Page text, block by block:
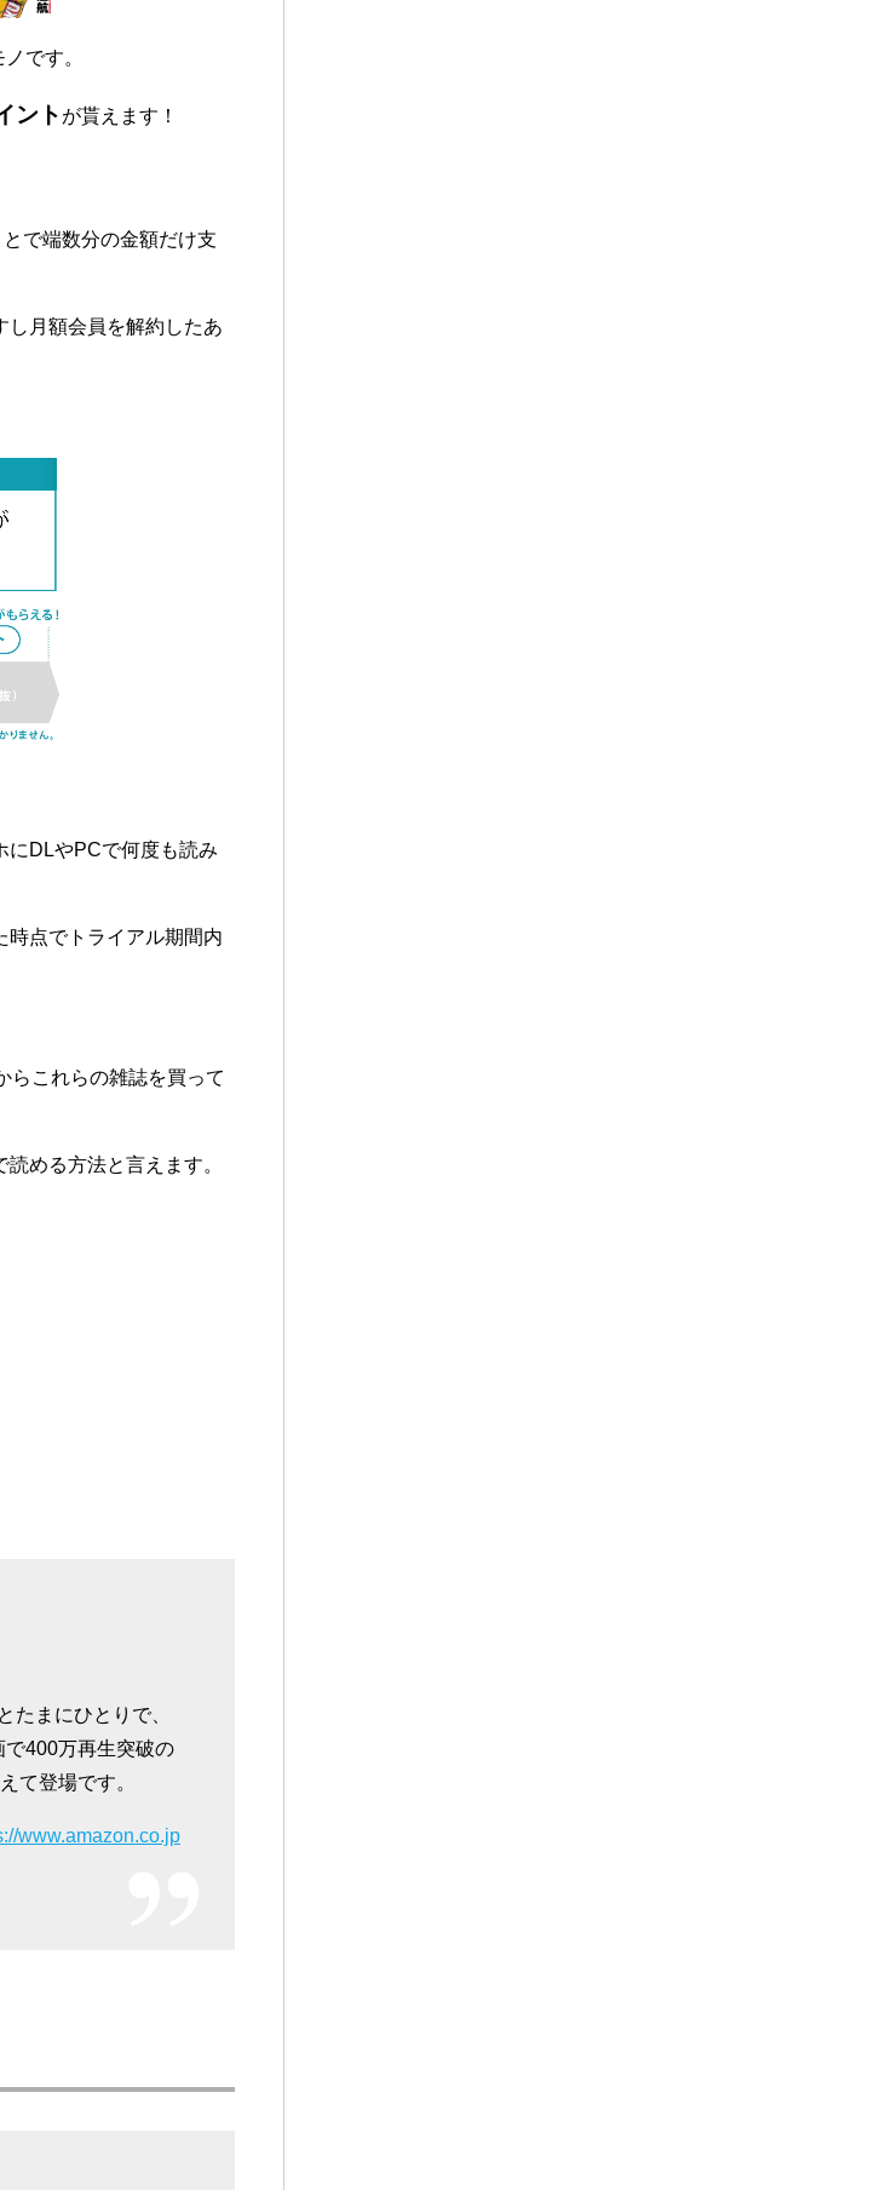
です。
ント が貰えます！
で端数分の金額だけ支
し月額会員を解約したあ
にDLやPCで何度も読み
時点でトライアル期間内
らこれらの雑誌を買って
める方法と言えます。
たまにひとりで、
400万再生突破の
て登場です。
www.amazon.co.jp